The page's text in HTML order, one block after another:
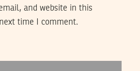
and website in this
time I comment.